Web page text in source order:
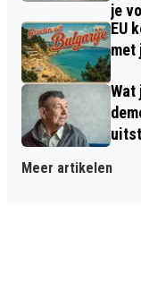
je
EU
met
Wat
Meer artikelen